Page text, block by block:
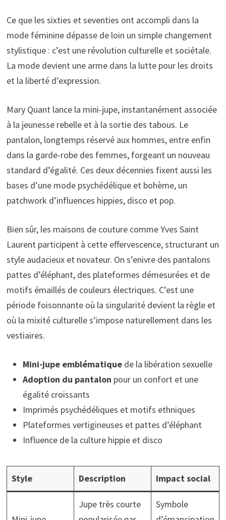
Ce que les sixties et seventies ont accompli dans la
mode féminine dépasse de loin un simple changement
stylistique : c’est une révolution culturelle et sociétale.
La mode devient une arme dans la lutte pour les droits
et la liberté d’expression.
Mary Quant lance la mini-jupe, instantanément associée
à la jeunesse rebelle et à la sortie des tabous. Le
pantalon, longtemps réservé aux hommes, entre enfin
dans la garde-robe des femmes, forgeant un nouveau
standard d’égalité. Ces deux décennies fixent aussi les
bases d’une mode psychédélique et bohème, un
patchwork d’influences hippies, disco et pop.
Bien sûr, les maisons de couture comme Yves Saint
Laurent participent à cette effervescence, structurant un
style audacieux et novateur. On s’enivre des pantalons
pattes d’éléphant, des plateformes démesurées et de
motifs émaillés de couleurs électriques. C’est une
période foisonnante où la singularité devient la règle et
où la mixité culturelle s’impose naturellement dans les
vestiaires.
Mini-jupe emblématiquede la libération sexuelle
Adoption du pantalon pour un confort et une
égalité croissants
Imprimés psychédéliques et motifs ethniques
Plateformes vertigineuses et pattes d’éléphant
Influence de la culture hippie et disco
Style Description Impact social
Jupe très courte
Symbole